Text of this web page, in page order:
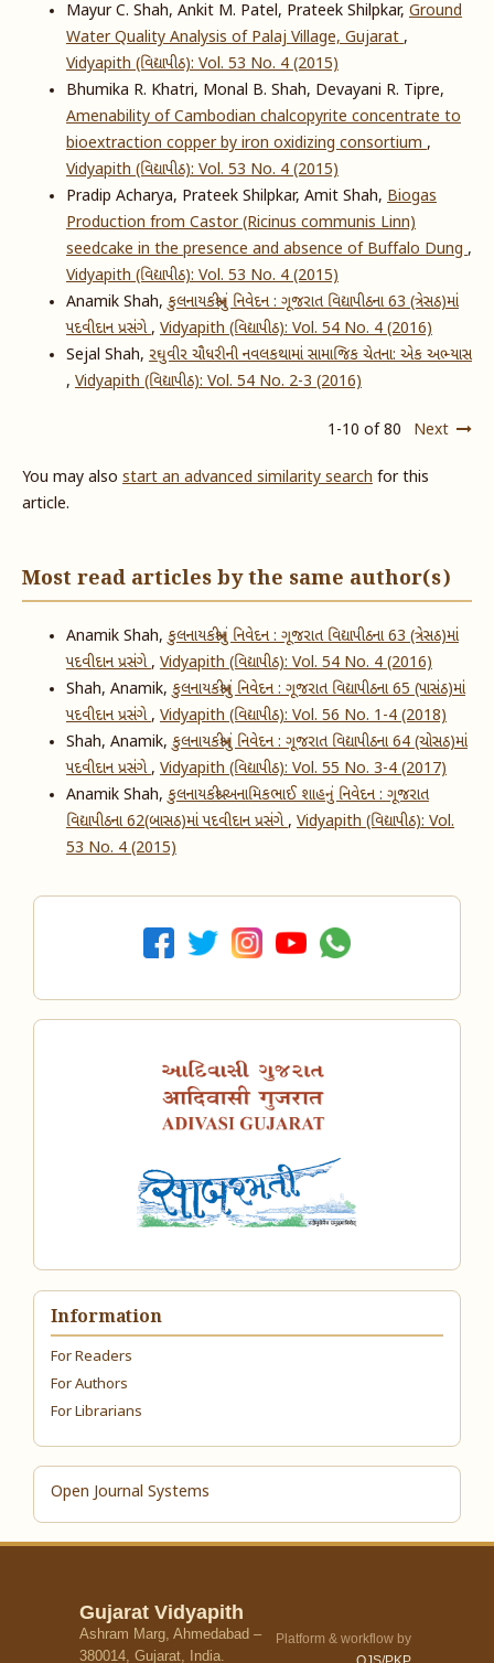
Mayur C. Shah, Ankit M. Patel, Prateek Shilpkar, Ground
Water Quality Analysis of Palaj Village, Gujarat,
Vidyapith (વિદ્યાપીઠ): Vol. 53 No. 4 (2015)
Bhumika R. Khatri, Monal B. Shah, Devayani R. Tipre,
Amenability of Cambodian chalcopyrite concentrate to
bioextraction copper by iron oxidizing consortium,
Vidyapith (વિદ્યાપીઠ): Vol. 53 No. 4 (2015)
Pradip Acharya, Prateek Shilpkar, Amit Shah, Biogas
Production from Castor (Ricinus communis Linn)
seedcake in the presence and absence of Buffalo Dung,
Vidyapith (વિદ્યાપીઠ): Vol. 53 No. 4 (2015)
Anamik Shah,કુલનાયકશ્રીનું નિવેદન : ગૂજરાત વિદ્યાપીઠના 63 (ત્રેસઠ)માં
પદવીદાન પ્રસંગે, Vidyapith (વિદ્યાપીઠ): Vol. 54 No. 4 (2016)
Sejal Shah, રઘુવીર ચૌધરીની નવલકથામાં સામાજિક ચેતના: એક અભ્યાસ
, Vidyapith (વિદ્યાપીઠ): Vol. 54 No. 2-3 (2016)
1-10 of 80 Next
You may also start an advanced similarity searchfor this
article.
Most read articles by the same author(s)
Anamik Shah,કુલનાયકશ્રીનું નિવેદન : ગૂજરાત વિદ્યાપીઠના 63 (ત્રેસઠ)માં
પદવીદાન પ્રસંગે, Vidyapith (વિદ્યાપીઠ): Vol. 54 No. 4 (2016)
Shah, Anamik,કુલનાયકશ્રીનું નિવેદન : ગૂજરાત વિદ્યાપીઠના 65 (પાસંઠ)માં
પદવીદાન પ્રસંગે, Vidyapith (વિદ્યાપીઠ): Vol. 56 No. 1-4 (2018)
Shah, Anamik,કુલનાયકશ્રીનું નિવેદન : ગૂજરાત વિદ્યાપીઠના 64 (ચોસઠ)માં
પદવીદાન પ્રસંગે, Vidyapith (વિદ્યાપીઠ): Vol. 55 No. 3-4 (2017)
Anamik Shah,કુલનાયકશ્રી અનામિકભાઈ શાહનું નિવેદન : ગૂજરાત
વિદ્યાપીઠના 62(બાસઠ)માં પદવીદાન પ્રસંગે, Vidyapith (વિદ્યાપીઠ): Vol.
53 No. 4 (2015)
Information
For Readers
For Authors
For Librarians
Open Journal Systems
Gujarat Vidyapith
Ashram Marg, Ahmedabad –
380014, Gujarat, India.
Platform & workflow by